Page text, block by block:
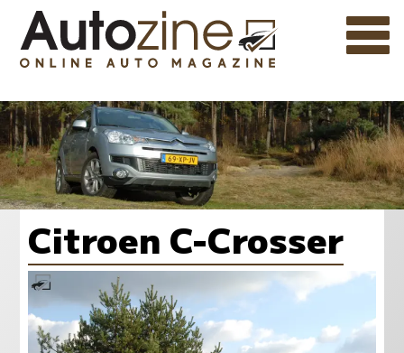
Citroen C-Crosser